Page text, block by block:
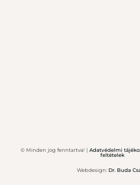
© Minden jog fenntartva! | Adatvédelmi
feltételek
Webdesign: Dr. Buda